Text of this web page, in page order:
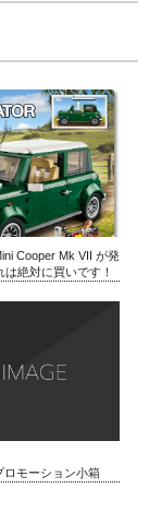
Cooper Mk VII が発
絶対に買いです！
ロモーション小箱